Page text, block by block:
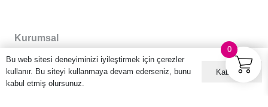
Kurumsal
Gizlilik Sözleşmesi
Kullanıcı Sözleşmesi
0
Bu web sitesi deneyiminizi iyileştirmek için çerezler
kullanır. Bu siteyi kullanmaya devam ederseniz, bunu
kabul etmiş olursunuz.
Kabul ET